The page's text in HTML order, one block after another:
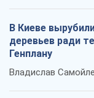
В Киеве
деревьев ради
Генплану
Владислав